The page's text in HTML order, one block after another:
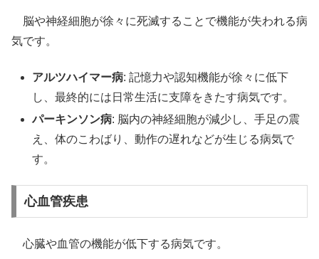
脳や神経細胞が徐々に死滅することで機能が失われる病
気です。
アルツハイマー病: 記憶力や認知機能が徐々に低下
し、最終的には日常生活に支障をきたす病気です。
パーキンソン病: 脳内の神経細胞が減少し、手足の震
え、体のこわばり、動作の遅れなどが生じる病気で
す。
心血管疾患
心臓や血管の機能が低下する病気です。